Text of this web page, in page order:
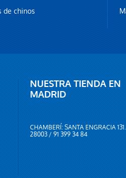
de chinos
NUESTRA TIENDA EN
MADRID
CHAMBERÍ: SANTA ENGRACIA 131.
28003 / 91 399 34 84